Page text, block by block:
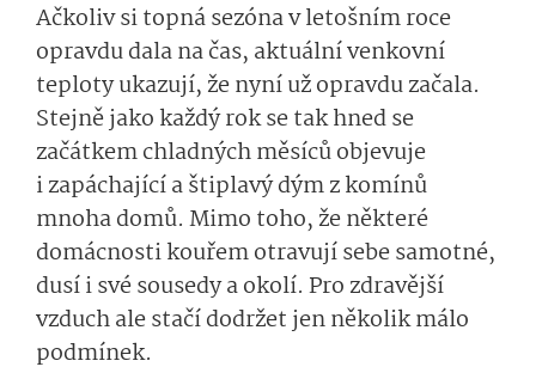
Ačkoliv si topná sezóna v letošním roce
opravdu dala na čas, aktuální venkovní
teploty ukazují, že nyní už opravdu začala.
Stejně jako každý rok se tak hned se
začátkem chladných měsíců objevuje
i zapáchající a štiplavý dým z komínů
mnoha domů. Mimo toho, že některé
domácnosti kouřem otravují sebe samotné,
dusí i své sousedy a okolí. Pro zdravější
vzduch ale stačí dodržet jen několik málo
podmínek.